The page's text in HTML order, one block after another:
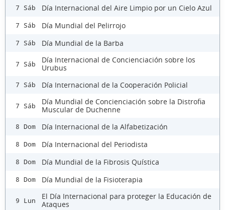
7 Sáb Día Internacional del Aire Limpio por un Cielo Azul
7 Sáb Día Mundial del Pelirrojo
7 Sáb Día Mundial de la Barba
7 Sáb
Día Internacional de Concienciación sobre los
Urubus
7 Sáb Día Internacional de la Cooperación Policial
7 Sáb
Día Mundial de Concienciación sobre la Distrofia
Muscular de Duchenne
8 Dom Día Internacional de la Alfabetización
8 Dom Día Internacional del Periodista
8 Dom Día Mundial de la Fibrosis Quística
8 Dom Día Mundial de la Fisioterapia
9 Lun
El Día Internacional para proteger la Educación de
Ataques